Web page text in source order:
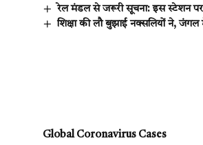
रेल मंडल से जरूरी सूचना: इस स्टेशन
शिक्षा की लौ बुझाई नक्सलियों ने, जंगल
Global Coronavirus Cases